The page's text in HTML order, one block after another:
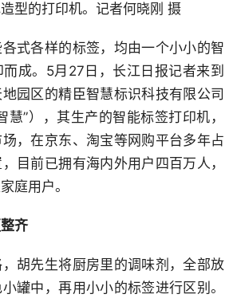
型的打印机。记者何晓刚 摄
式各样的标签，均由一个小小的智
成。5月27日，长江日报记者来到
园区的精臣智慧标识科技有限公司
慧”），其生产的智能标签打印机，
，在京东、淘宝等网购平台多年占
目前已拥有海内外用户四百万人，
庭用户。
齐
胡先生将厨房里的调味剂，全部放
罐中，再用小小的标签进行区别。